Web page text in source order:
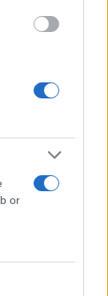
or
το καλοκαίρι, με